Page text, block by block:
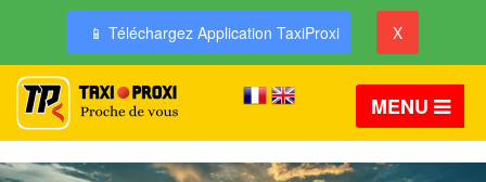
📱 Téléchargez Application TaxiProxi X
MENU